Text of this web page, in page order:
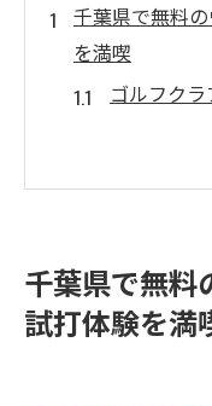
千葉県で無料
を満喫
ゴルフク
無料フィ
適体験
ゴルフクラ
千葉県で無料
試打体験を満